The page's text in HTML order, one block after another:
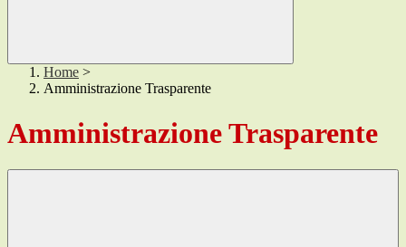
Home >
Amministrazione Trasparente
Amministrazione Trasparente